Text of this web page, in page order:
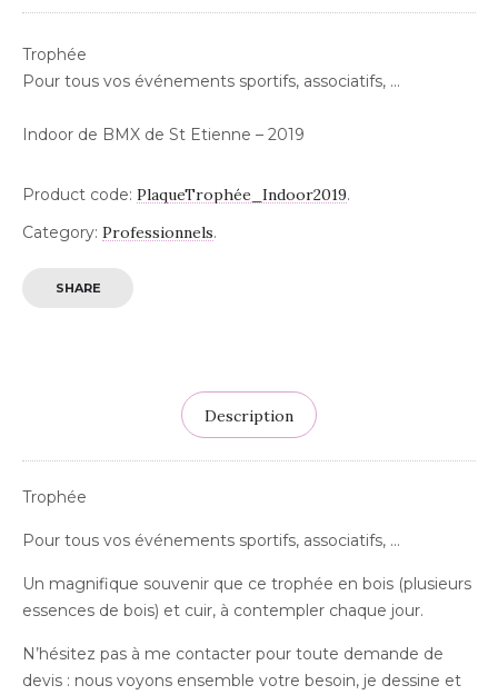
Trophée
Pour tous vos événements sportifs, associatifs, …
Indoor de BMX de St Etienne – 2019
Product code: PlaqueTrophée_Indoor2019.
Category: Professionnels.
SHARE
Description
Trophée
Pour tous vos événements sportifs, associatifs, …
Un magnifique souvenir que ce trophée en bois (plusieurs
essences de bois) et cuir, à contempler chaque jour.
N’hésitez pas à me contacter pour toute demande de
devis : nous voyons ensemble votre besoin, je dessine et